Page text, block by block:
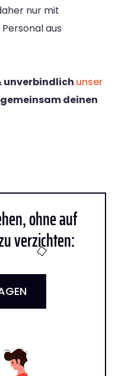
nur mit
aus
unverbindlich unser
deinen
ohne auf
verzichten: